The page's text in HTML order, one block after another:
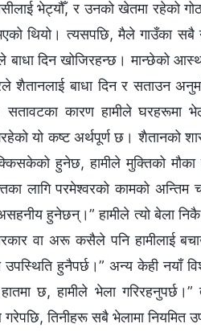
भेट्यौँ, र उनको खेतमा रहेको
थियो। त्यसपछि, मैले गाउँका सबै
बाधा दिन खोजिरहन्छ। मान्छेको
शैतानलाई बाधा दिन र सताउन
कारण हामीले घरहरूमा
यो कष्ट अर्थपूर्ण छ। शैतानको
हुनेछ, हामीले मुक्तिको
लागि परमेश्‍वरको कामको
हुनेछन्।” हामीले त्यो बेला
सरकार वा अरू कसैले पनि
उपस्थिति हुनैपर्छ।” अन्य केही नयाँ
छ, हामीले भेला गरिरहनुपर्छ।”
तिनीहरू सबै भेलामा नियमित